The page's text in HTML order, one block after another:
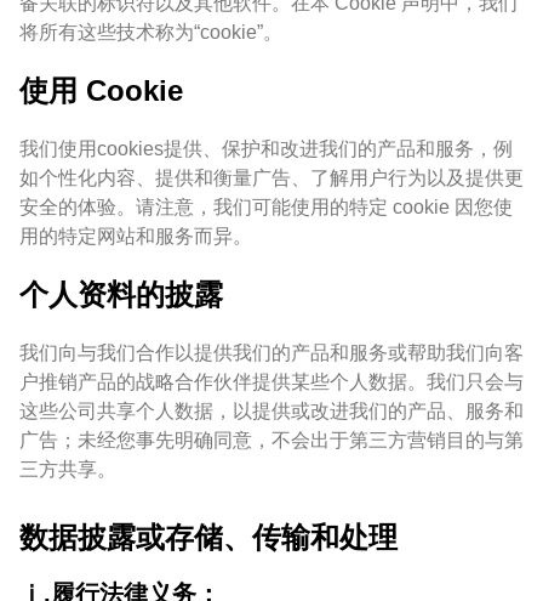
将所有这些技术称为“cookie”。
使用 Cookie
我们使用cookies提供、保护和改进我们的产品和服务，例
如个性化内容、提供和衡量广告、了解用户行为以及提供更
安全的体验。请注意，我们可能使用的特定 cookie 因您使
用的特定网站和服务而异。
个人资料的披露
我们向与我们合作以提供我们的产品和服务或帮助我们向客
户推销产品的战略合作伙伴提供某些个人数据。我们只会与
这些公司共享个人数据，以提供或改进我们的产品、服务和
广告；未经您事先明确同意，不会出于第三方营销目的与第
三方共享。
数据披露或存储、传输和处理
ⅰ.履行法律义务：